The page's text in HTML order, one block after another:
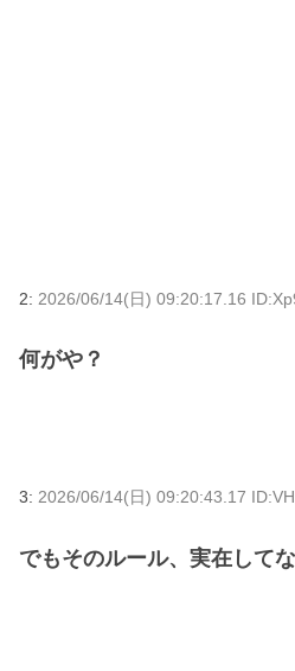
2: 2026/06/14(日) 09:20:17.16
何がや？
3: 2026/06/14(日) 09:20:43.17
でもそのルール、実在して